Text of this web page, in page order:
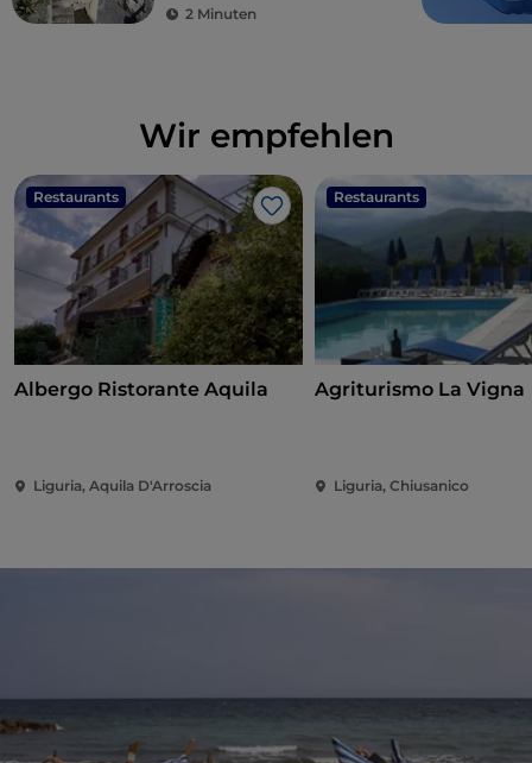
2 Minuten
Wir empfehlen
Restaurants
Like
Albergo Ristorante Aquila
Liguria, Aquila D'Arroscia
Restaurants
Agriturismo La Vigna
Liguria, Chiusanico